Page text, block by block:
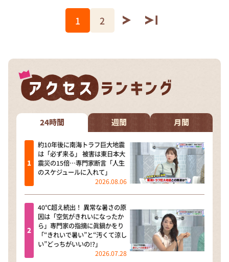
1 2
24時間 週間 月間
約10年後に南海トラフ巨大地震
は「必ず来る」 被害は東日本大
震災の15倍…専門家断言「人生
のスケジュールに入れて」
2026.08.06
40℃超え続出！ 異常な暑さの原
因は「空気がきれいになったか
ら」専門家の指摘に眞鍋かをり
「“きれいで暑い”と“汚くて涼し
い”どっちがいいの!?」
2026.07.28